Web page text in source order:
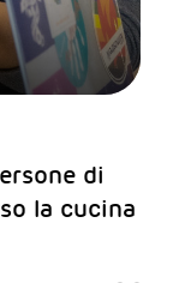
di
la cucina